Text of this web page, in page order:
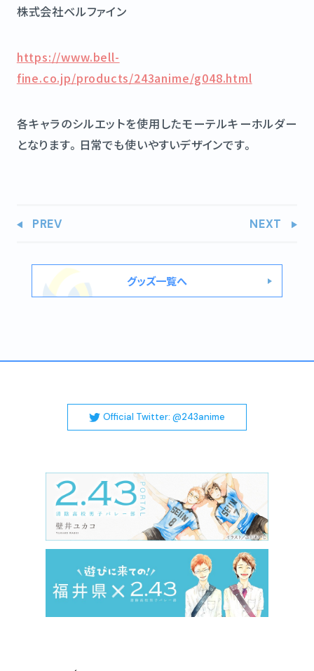
株式会社ベルファイン
https://www.bell-
fine.co.jp/products/243anime/g048.html
各キャラのシルエットを使用したモーテルキーホルダー
となります。日常でも使いやすいデザインです。
PREV NEXT
グッズ一覧へ
Official Twitter: @243anime